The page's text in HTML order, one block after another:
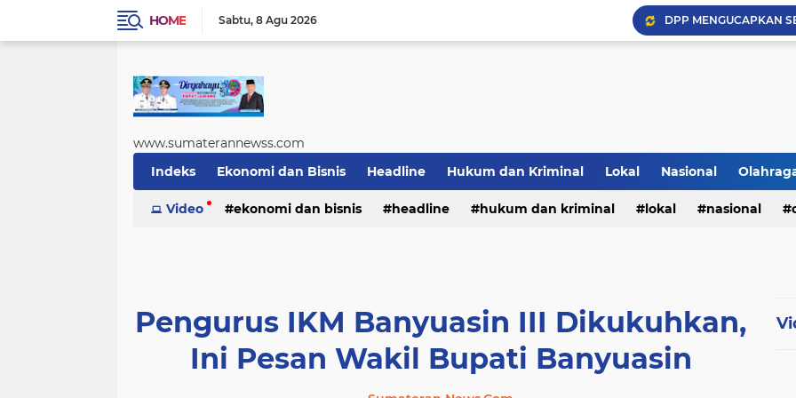
HOME Sabtu 8 Agu 2026
DPP MENGUCAPKAN
Hadapi Musim
Bupati Panca Hadiri
www.sumaterannewss.com
Indeks
Ekonomi dan Bisnis Headline Hukum dan Kriminal Lokal Nasional
Sosial dan Budaya Sumsel Update
Video ekonomi dan bisnis headline hukum dan kriminal lokal nasional
Pengurus IKM Banyuasin III Dikukuhkan,
Ini Pesan Wakil Bupati Banyuasin